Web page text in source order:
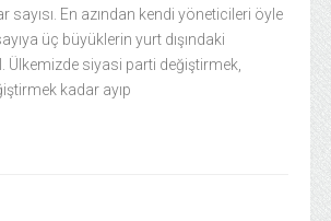
sayısı. En azından kendi yöneticileri öyle
üç büyüklerin yurt dışındaki
Ülkemizde siyasi parti değiştirmek,
kadar ayıp